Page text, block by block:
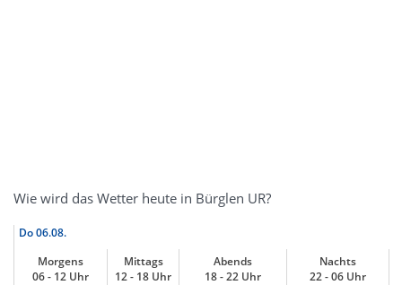
Wie wird das Wetter heute in Bürglen UR?
Do06.08.
Morgens
06 - 12 Uhr
Mittags
12 - 18 Uhr
Abends
18 - 22 Uhr
Nachts
22 - 06 Uhr